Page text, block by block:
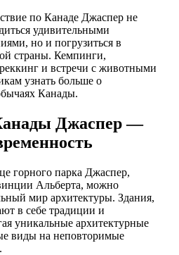
по Канаде Джаспер не
удивительными
но и погрузиться в
страны. Кемпинги,
и встречи с животными
узнать больше о
Канады.
Джаспер —
горного парка Джаспер,
Альберта, можно
мир архитектуры. Здания,
в себе традиции и
уникальные архитектурные
виды на неповторимые